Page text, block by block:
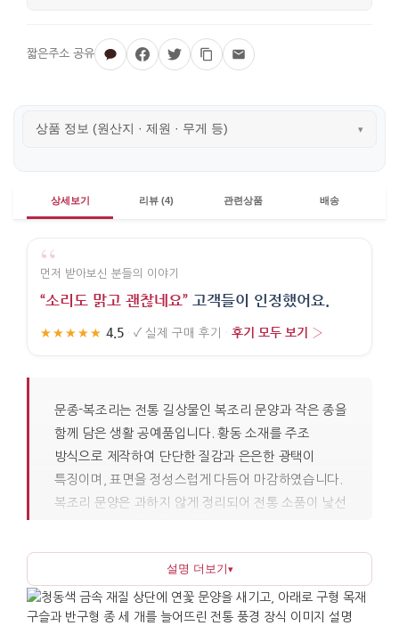
상품 정보 (원산지 · 제원 · 무게 등) ▾
상세보기 리뷰 (4) 관련상품 배송
“
먼저 받아보신 분들의 이야기
“소리도 맑고 괜찮네요” 고객들이 인정했어요.
★★★★★ 4.5 · ✓ 실제 구매 후기 · 후기 모두 보기 ›
문종-복조리는 전통 길상물인 복조리 문양과 작은 종을
함께 담은 생활 공예품입니다. 황동 소재를 주조
방식으로 제작하여 단단한 질감과 은은한 광택이
특징이며, 표면을 정성스럽게 다듬어 마감하였습니다.
복조리 문양은 과하지 않게 정리되어 전통 소품이 낯선
종추가 문을 여닫을 때 맑고 또렷한 소리를 내는데,
금속 특유의 깊은 울림으로 인해 공간의 기운을
정돈하는 듯한 인상을 줍니다.
설명 더보기▾